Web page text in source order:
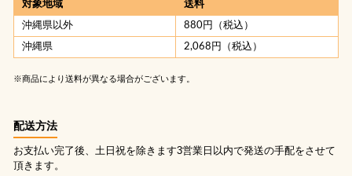
対象地域 送料
沖縄県以外 880円（税込）
沖縄県 2,068円（税込）
※商品により送料が異なる場合がございます。
配送方法
お支払い完了後、土日祝を除きます3営業日以内で発送の手配をさせて
頂きます。